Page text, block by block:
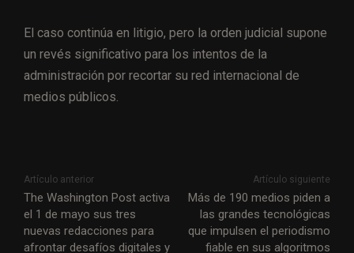
El caso continúa en litigio, pero la orden judicial supone
un revés significativo para los intentos de la
administración por recortar su red internacional de
medios públicos.
Artículo anterior
The Washington Post activa
el 1 de mayo sus tres
nuevas redacciones para
afrontar desafíos digitales y
Artículo siguiente
Más de 190 medios piden a
las grandes tecnológicas
que impulsen el periodismo
fiable en sus algoritmos